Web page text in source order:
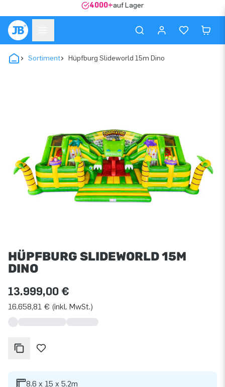
4000+auf Lager
Sortiment Hüpfburg Slideworld 15m Dino
HÜPFBURG SLIDEWORLD 15M
DINO
13.999,00 €
16.658,81 € (inkl. MwSt.)
8.6 x 15 x 5.2m